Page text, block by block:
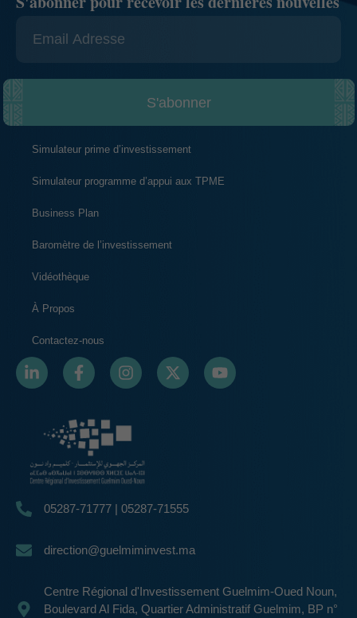
S'abonner
Simulateur prime d’investissement
Simulateur programme d’appui aux TPME
Business Plan
Baromètre de l’investissement
Vidéothèque
À Propos
Contactez-nous
05287-71777 | 05287-71555
direction@guelmiminvest.ma
Centre Régional d'Investissement Guelmim-Oued Noun,
Boulevard Al Fida, Quartier Administratif Guelmim, BP n°